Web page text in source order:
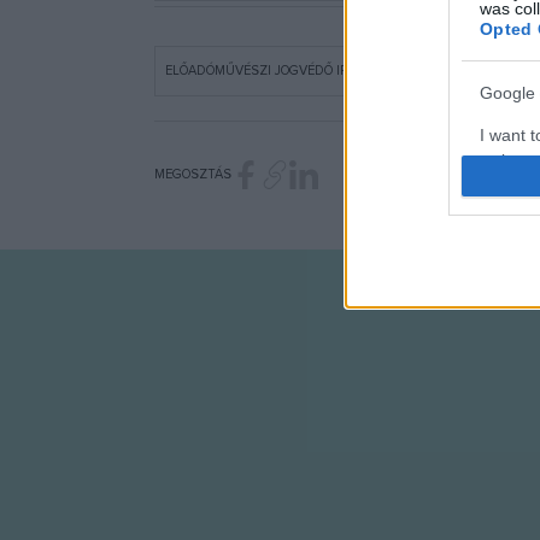
was
Opted
Google
I want
web or
I want
web
I want
ELŐADÓMŰVÉSZI JOGVÉDŐ IRODA EGYESÜLET
MEGOSZTÁS